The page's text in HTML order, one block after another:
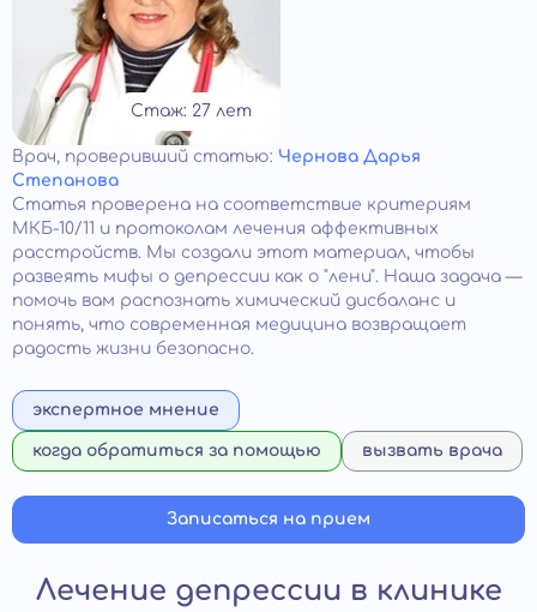
Стаж: 27 лет
Врач, проверивший статью: Чернова Дарья
Степанова
Статья проверена на соответствие критериям
МКБ-10/11 и протоколам лечения аффективных
расстройств. Мы создали этот материал, чтобы
развеять мифы о депрессии как о "лени". Наша задача —
помочь вам распознать химический дисбаланс и
понять, что современная медицина возвращает
радость жизни безопасно.
экспертное мнение
когда обратиться за помощью вызвать врача
Записаться на прием
Лечение депрессии в клинике